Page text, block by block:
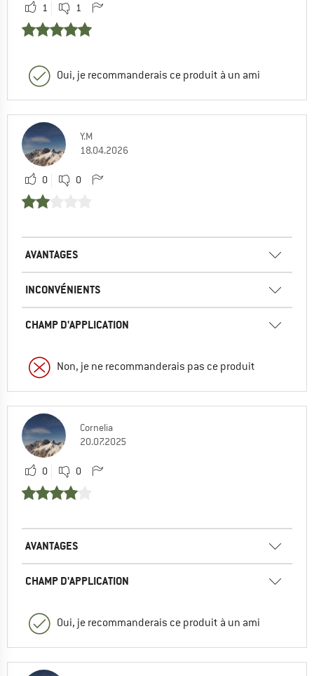
1 1
Oui, je recommanderais ce produit à un ami
Y.M
18.04.2026
0 0
AVANTAGES
INCONVÉNIENTS
CHAMP D'APPLICATION
Non, je ne recommanderais pas ce produit
Cornelia
20.07.2025
0 0
AVANTAGES
CHAMP D'APPLICATION
Oui, je recommanderais ce produit à un ami